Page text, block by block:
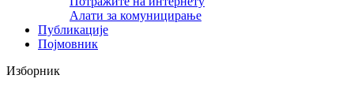
Алати за комуницирање
Публикације
Појмовник
Изборник